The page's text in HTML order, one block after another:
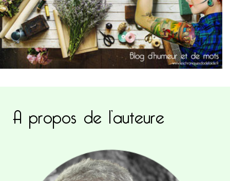
A propos de l’auteure